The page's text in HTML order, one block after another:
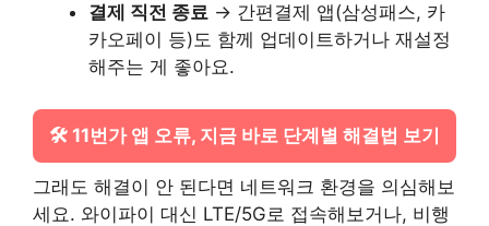
결제 직전 종료 → 간편결제 앱(삼성패스, 카
카오페이 등)도 함께 업데이트하거나 재설정
해주는 게 좋아요.
🛠️ 11번가 앱 오류, 지금 바로 단계별 해결법 보기
그래도 해결이 안 된다면 네트워크 환경을 의심해보
세요. 와이파이 대신 LTE/5G로 접속해보거나, 비행